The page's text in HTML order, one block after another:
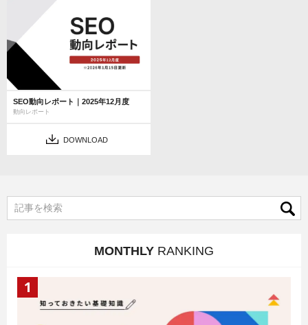
SEO動向レポート｜2025年12月度
動向レポート
DOWNLOAD
MONTHLY RANKING